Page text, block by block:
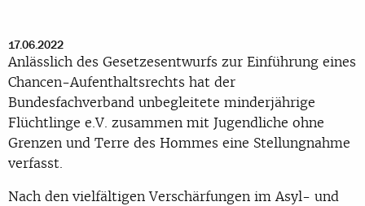
17.06.2022
Anlässlich des Gesetzesentwurfs zur Einführung eines
Chancen-Aufenthaltsrechts hat der
Bundesfachverband unbegleitete minderjährige
Flüchtlinge e.V. zusammen mit Jugendliche ohne
Grenzen und Terre des Hommes eine Stellungnahme
verfasst.
Nach den vielfältigen Verschärfungen im Asyl- und